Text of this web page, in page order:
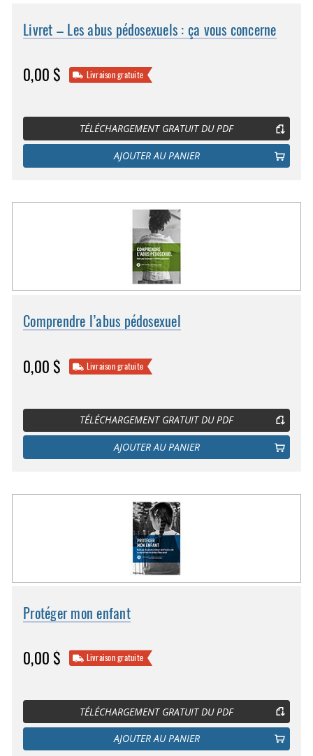
Livret – Les abus pédosexuels : ça vous concerne
0,00 $ Livraison gratuite
TÉLÉCHARGEMENT GRATUIT DU PDF
AJOUTER AU PANIER
Comprendre l’abus pédosexuel
0,00 $ Livraison gratuite
TÉLÉCHARGEMENT GRATUIT DU PDF
AJOUTER AU PANIER
Protéger mon enfant
0,00 $ Livraison gratuite
TÉLÉCHARGEMENT GRATUIT DU PDF
AJOUTER AU PANIER